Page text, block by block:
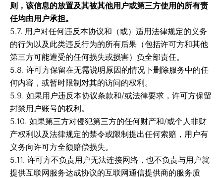
则，该信息的放置及其被其他用户或第三方使用的所有责
任均由用户承担。
5.7. 用户对任何违反本协议和（或）适用法律规定的义务
的行为以及此类违反行为的所有后果（包括许可方和其他
第三方可能遭受的任何损失或损害）负全部责任。
5.8. 许可方保留在无需说明原因的情况下删除服务中的任
何内容，或暂时限制对其的访问的权利。
5.9. 如果用户违反本协议条款和/或法律要求，许可方保留
封禁用户账号的权利。
5.10. 如果第三方对侵犯第三方的任何财产和/或个人非财
产权利以及法律规定的禁令或限制提出任何索赔，用户有
义务向许可方全额赔偿损失。
5.11. 许可方不负责用户无法连接网络，也不负责与用户就
提供互联网服务达成协议的互联网通信提供商的服务质
© 艾瓦公司。 版权所有。
Designed by 108
联系我们
免责声明和隐私政策
删除应用程序的说明